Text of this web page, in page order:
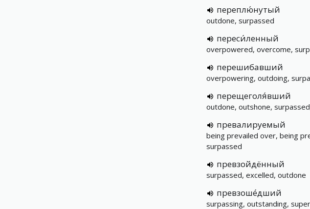
переплю́нутый
outdone, surpassed
переси́ленный
overpowered, overcome,
перешибавший
overpowering, outdoing,
перещеголя́вший
outdone, outshone,
превалируемый
being prevailed over, being
surpassed
превзойдённый
surpassed, excelled, outdone
превзоше́дший
surpassing, outstanding,